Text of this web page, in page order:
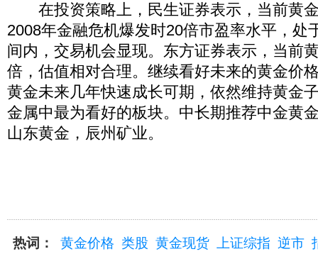
在投资策略上，民生证券表示，当前黄
2008年金融危机爆发时20倍市盈率水平，处
间内，交易机会显现。东方证券表示，当前
倍，估值相对合理。继续看好未来的黄金价
黄金未来几年快速成长可期，依然维持黄金
金属中最为看好的板块。中长期推荐中金黄
山东黄金，辰州矿业。
热词： 黄金价格 类股 黄金现货 上证综指 逆市